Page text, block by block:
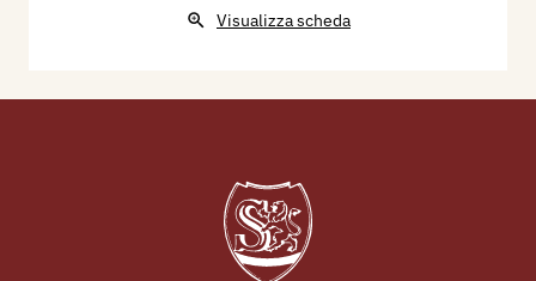
Visualizza scheda